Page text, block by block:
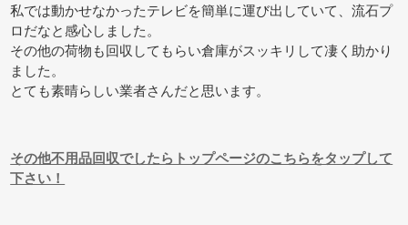
私では動かせなかったテレビを簡単に運び出していて、流石プ
ロだなと感心しました。
その他の荷物も回収してもらい倉庫がスッキリして凄く助かり
ました。
とても素晴らしい業者さんだと思います。
その他不用品回収でしたらトップページのこちらをタップして
下さい！